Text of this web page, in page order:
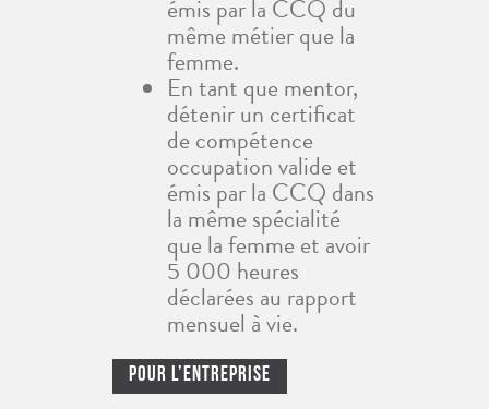
émis par la CCQ du
même métier que la
femme.
En tant que mentor,
détenir un certificat
de compétence
occupation valide et
émis par la CCQ dans
la même spécialité
que la femme et avoir
5 000 heures
déclarées au rapport
mensuel à vie.
Pour L’entreprise